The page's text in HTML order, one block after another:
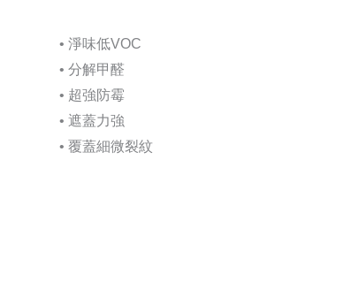
• 淨味低VOC
• 分解甲醛
• 超強防霉
• 遮蓋力強
• 覆蓋細微裂紋